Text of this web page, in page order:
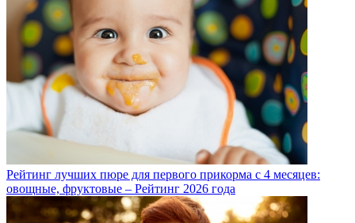
Рейтинг лучших пюре для первого прикорма с 4 месяцев:
овощные, фруктовые – Рейтинг 2026 года